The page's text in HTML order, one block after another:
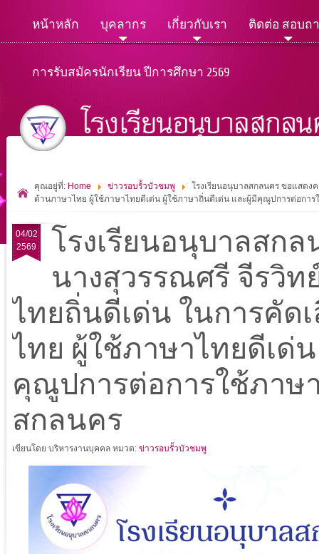
หน้าหลัก บุคลากร เกี่ยวกับเรา ติดต่อ สอบถ
การรับสมัครนักเรียน ปีการศึกษา 2569
คุณอยู่ที่: Home ข่าวรอบรั้วบัวชมพู
โรงเรียนอนุบาลสกลนคร ขอแสด
ด้านภาษาไทย ผู้ใช้ภาษาไทยดีเด่น ผู้ใช้ภาษาถิ่นดีเด่น และผู้มีคุณูปการต่อกา
04/02
2569
โรงเรียนอนุบาลสก
นางสุวรรณศรี จีรวิท
ไทยถิ่นดีเด่น ในการคั
ไทย ผู้ใช้ภาษาไทยดีเด่
คุณูปการต่อการใช้ภาษ
สกลนคร
เขียนโดย บริหารงานบุคคล หมวด: ข่าวรอบรั้วบัวชมพู